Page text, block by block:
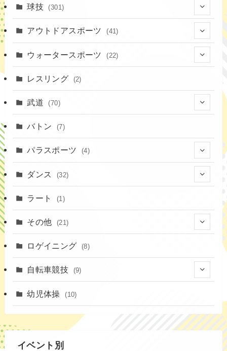
(37)
(18)
球技 (301)
(20)
(19)
(16)
(11)
(3)
(14)
(4)
アウトドアスポーツ (41)
(4)
(8)
ウォータースポーツ (22)
(7)
(15)
レスリング (2)
武道 (70)
(9)
(16)
バトン (7)
パラスポーツ (4)
ダンス (32)
(3)
(2)
ラート (1)
その他 (21)
(4)
ロゲイニング (8)
自転車競技 (9)
幼児体操 (10)
イベント別